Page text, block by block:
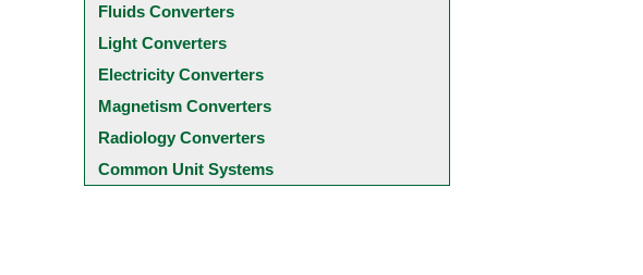
Fluids Converters
Light Converters
Electricity Converters
Magnetism Converters
Radiology Converters
Common Unit Systems